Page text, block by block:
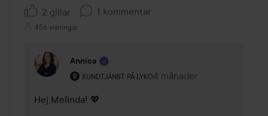
2 gillar 1 kommentar
456 visningar
Annica
KUNDTJÄNST PÅ LYKO
Användarens roll: Kundtjänst på Lyko.
4 månader
Kommentaren lades 4
Hej Melinda! 💖